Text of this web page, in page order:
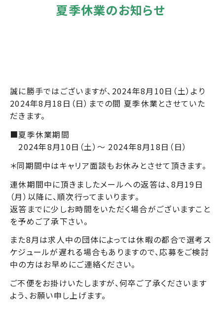
夏季休業のお知らせ
誠に勝手ではございますが、2024年8月10日（土）より
2024年8月18日（日）までの間 夏季休業とさせていた
だきます。
■夏季休業期間
2024年8月10日（土）～ 2024年8月18日（日）
＊同期間中はキャリア面談もお休みとさせて頂きます。
連休期間中に頂きましたメールへの返答は、8月19日
（月）以降に、順次行ってまいります。
返答までに少しお時間をいただく場合がございますこと
を予めご了承下さい。
また8月は求人中の団体によっては休暇の都合で選考ス
ケジュールが遅れる場合もありますので、応募をご検討
中の方はお早めにご連絡ください。
ご不便をお掛けいたしますが、何卒ご了承くださいます
よう、お願い申し上げます。